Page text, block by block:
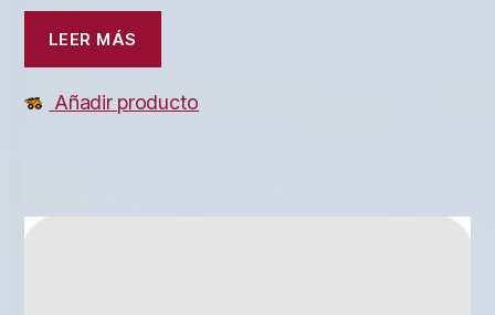
LEER MÁS
Añadir producto